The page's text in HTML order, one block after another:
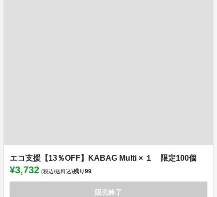
エコ支援【13％OFF】KABAG Multi × １ 限定100個
¥3,732 (税込/送料込)残り99
販売終了